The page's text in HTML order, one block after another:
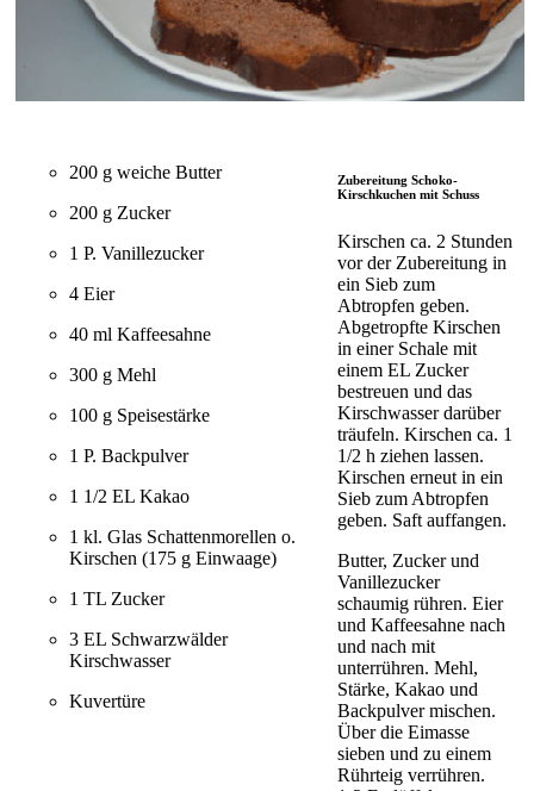
200 g weiche Butter
200 g Zucker
1 P. Vanillezucker
4 Eier
40 ml Kaffeesahne
300 g Mehl
100 g Speisestärke
1 P. Backpulver
1 1/2 EL Kakao
1 kl. Glas Schattenmorellen o.
Kirschen (175 g Einwaage)
1 TL Zucker
3 EL Schwarzwälder
Kirschwasser
Kuvertüre
Zubereitung Schoko-
Kirschkuchen mit Schuss
Kirschen ca. 2 Stunden
vor der Zubereitung in
ein Sieb zum
Abtropfen geben.
Abgetropfte Kirschen
in einer Schale mit
einem EL Zucker
bestreuen und das
Kirschwasser darüber
träufeln. Kirschen ca. 1
1/2 h ziehen lassen.
Kirschen erneut in ein
Sieb zum Abtropfen
geben. Saft auffangen.
Butter, Zucker und
Vanillezucker
schaumig rühren. Eier
und Kaffeesahne nach
und nach mit
unterrühren. Mehl,
Stärke, Kakao und
Backpulver mischen.
Über die Eimasse
sieben und zu einem
Rührteig verrühren.